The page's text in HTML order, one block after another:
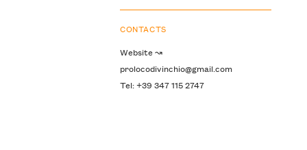
CONTACTS
Website ↝
prolocodivinchio@gmail.com
Tel: +39 347 115 2747